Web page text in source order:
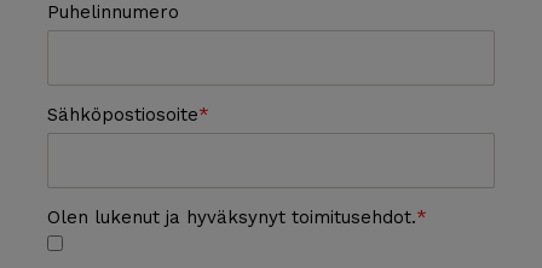
Puhelinnumero
Sähköpostiosoite
Olen lukenut ja hyväksynyt toimitusehdot.